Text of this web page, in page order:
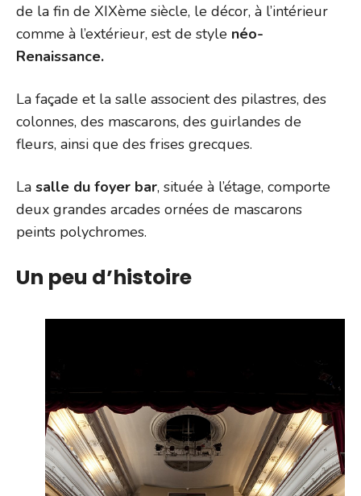
de la fin de XIXème siècle, le décor, à l’intérieur
comme à l’extérieur, est de style néo-
Renaissance.
La façade et la salle associent des pilastres, des
colonnes, des mascarons, des guirlandes de
fleurs, ainsi que des frises grecques.
La salle du foyer bar, située à l’étage, comporte
deux grandes arcades ornées de mascarons
peints polychromes.
Un peu d’histoire